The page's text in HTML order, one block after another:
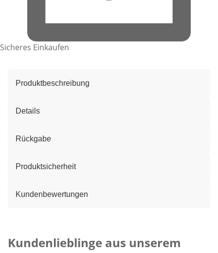
Sicheres Einkaufen
Produktbeschreibung
Details
Rückgabe
Produktsicherheit
Kundenbewertungen
Kundenlieblinge aus unserem